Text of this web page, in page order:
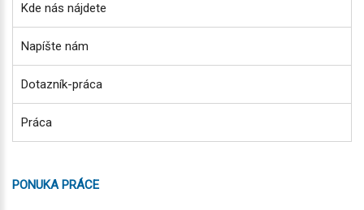
Kde nás nájdete
Napíšte nám
Dotazník-práca
Práca
PONUKA PRÁCE